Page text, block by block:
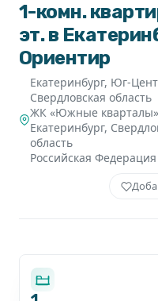
1-комн.
эт. в
Ориентир
Екатеринбург, Юг-
Свердловская область
ЖК «Южные кварталы»
Екатеринбург,
область
Российская Федерация